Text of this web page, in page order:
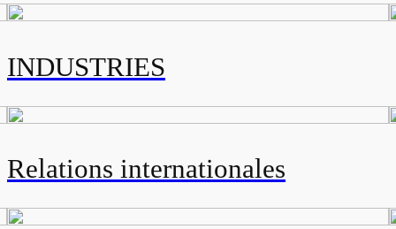
INDUSTRIES
Relations internationales